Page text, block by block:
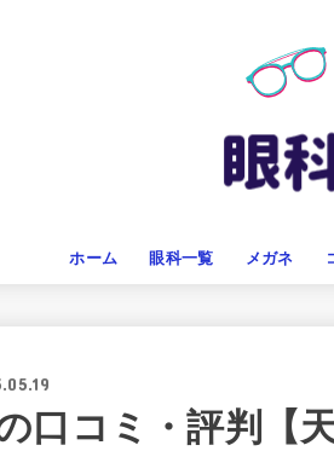
ホーム 眼科一覧 メガネ
口コミ・評判【